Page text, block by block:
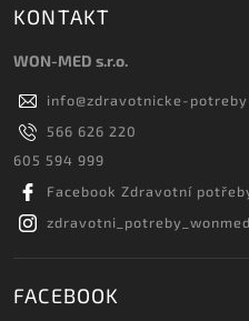
KONTAKT
WON-MED s.r.o.
info@zdravotnicke-
566 626 220
605 594 999
Facebook Zdravotní
zdravotni_potreby_wonmed
FACEBOOK